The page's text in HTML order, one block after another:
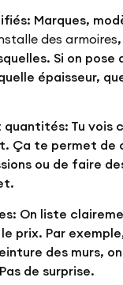
Marques,
des armoires
Si on pose
épaisseur,
quantités: Tu vois
Ça te permet de
ou de faire
On liste
le prix. Par
des murs,
de surprise.